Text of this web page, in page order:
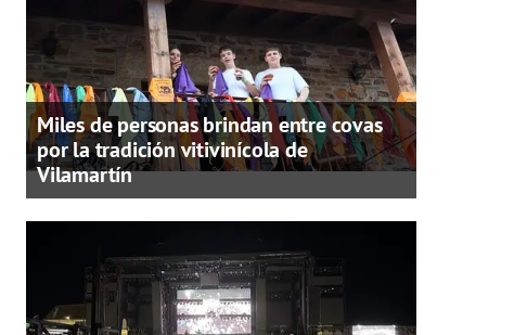
Miles de personas brindan entre covas
por la tradición vitivinícola de
Vilamartín